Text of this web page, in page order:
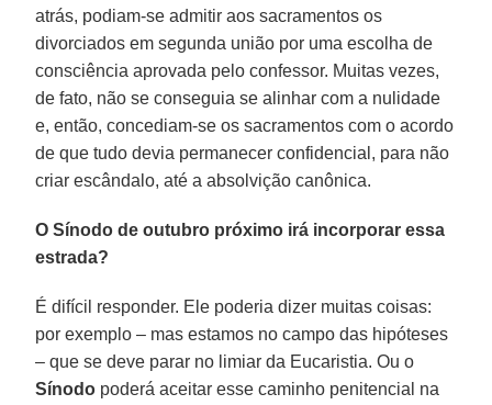
atrás, podiam-se admitir aos sacramentos os
divorciados em segunda união por uma escolha de
consciência aprovada pelo confessor. Muitas vezes,
de fato, não se conseguia se alinhar com a nulidade
e, então, concediam-se os sacramentos com o acordo
de que tudo devia permanecer confidencial, para não
criar escândalo, até a absolvição canônica.
O Sínodo de outubro próximo irá incorporar essa
estrada?
É difícil responder. Ele poderia dizer muitas coisas:
por exemplo – mas estamos no campo das hipóteses
– que se deve parar no limiar da Eucaristia. Ou o
Sínodo poderá aceitar esse caminho penitencial na